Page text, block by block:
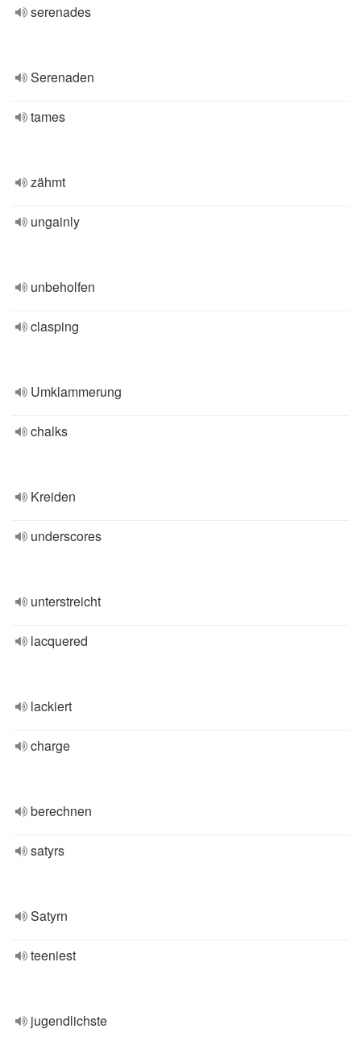
serenades
Serenaden
tames
zähmt
ungainly
unbeholfen
clasping
Umklammerung
chalks
Kreiden
underscores
unterstreicht
lacquered
lackiert
charge
berechnen
satyrs
Satyrn
teeniest
jugendlichste